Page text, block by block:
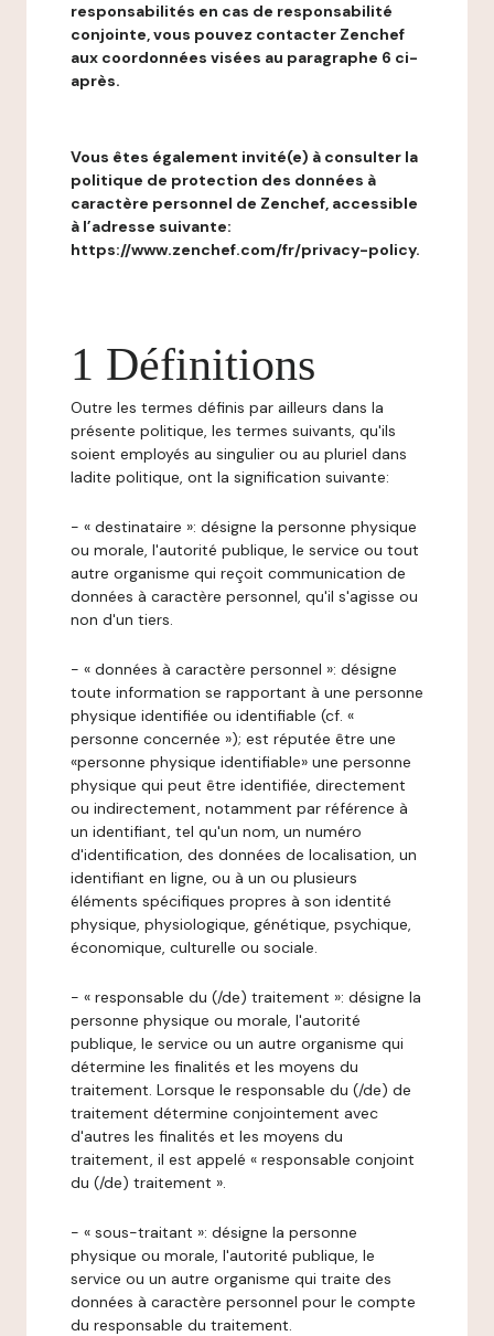
responsabilités en cas de responsabilité
conjointe, vous pouvez contacter Zenchef
aux coordonnées visées au paragraphe 6 ci-
après.
Vous êtes également invité(e) à consulter la
politique de protection des données à
caractère personnel de Zenchef, accessible
à l’adresse suivante:
https://www.zenchef.com/fr/privacy-policy.
1 Définitions
Outre les termes définis par ailleurs dans la
présente politique, les termes suivants, qu'ils
soient employés au singulier ou au pluriel dans
ladite politique, ont la signification suivante:
- « destinataire »: désigne la personne physique
ou morale, l'autorité publique, le service ou tout
autre organisme qui reçoit communication de
données à caractère personnel, qu'il s'agisse ou
non d'un tiers.
- « données à caractère personnel »: désigne
toute information se rapportant à une personne
physique identifiée ou identifiable (cf. «
personne concernée »); est réputée être une
«personne physique identifiable» une personne
physique qui peut être identifiée, directement
ou indirectement, notamment par référence à
un identifiant, tel qu'un nom, un numéro
d'identification, des données de localisation, un
identifiant en ligne, ou à un ou plusieurs
éléments spécifiques propres à son identité
physique, physiologique, génétique, psychique,
économique, culturelle ou sociale.
- « responsable du (/de) traitement »: désigne la
personne physique ou morale, l'autorité
publique, le service ou un autre organisme qui
détermine les finalités et les moyens du
traitement. Lorsque le responsable du (/de) de
traitement détermine conjointement avec
d'autres les finalités et les moyens du
traitement, il est appelé « responsable conjoint
du (/de) traitement ».
- « sous-traitant »: désigne la personne
physique ou morale, l'autorité publique, le
service ou un autre organisme qui traite des
données à caractère personnel pour le compte
du responsable du traitement.